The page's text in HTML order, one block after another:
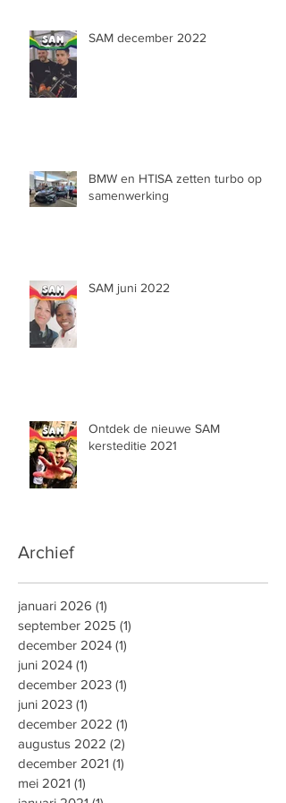
SAM december 2022
BMW en HTISA zetten turbo op
samenwerking
SAM juni 2022
Ontdek de nieuwe SAM
kersteditie 2021
Archief
januari 2026 (1)
september 2025 (1)
december 2024 (1)
juni 2024 (1)
december 2023 (1)
juni 2023 (1)
december 2022 (1)
augustus 2022 (2)
december 2021 (1)
mei 2021 (1)